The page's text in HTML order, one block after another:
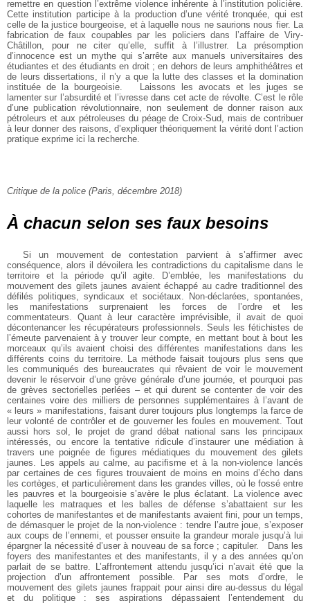
remettre en question l’extrême violence inhérente à l’institution policière.
Cette institution participe à la production d’une vérité tronquée, qui est
celle de la justice bourgeoise, et à laquelle nous ne saurions nous fier. La
fabrication de faux coupables par les policiers dans l’affaire de Viry-
Châtillon, pour ne citer qu’elle, suffit à l’illustrer. La présomption
d’innocence est un mythe qui s’arrête aux manuels universitaires des
étudiantes et des étudiants en droit ; en dehors de leurs amphithéâtres et
de leurs dissertations, il n’y a que la lutte des classes et la domination
instituée de la bourgeoisie.
Laissons les avocats et les juges se
lamenter sur l’absurdité et l’ivresse dans cet acte de révolte. C’est le rôle
d’une publication révolutionnaire, non seulement de donner raison aux
pétroleurs et aux pétroleuses du péage de Croix-Sud, mais de contribuer
à leur donner des raisons, d’expliquer théoriquement la vérité dont l’action
pratique exprime ici la recherche.
Critique de la police (Paris, décembre 2018)
À chacun selon ses faux besoins
Si un mouvement de contestation parvient à s’affirmer avec
conséquence, alors il dévoilera les contradictions du capitalisme dans le
territoire et la période qu’il agite. D’emblée, les manifestations du
mouvement des gilets jaunes avaient échappé au cadre traditionnel des
défilés politiques, syndicaux et sociétaux. Non-déclarées, spontanées,
les manifestations surprenaient les forces de l’ordre et les
commentateurs. Quant à leur caractère imprévisible, il avait de quoi
décontenancer les récupérateurs professionnels. Seuls les fétichistes de
l’émeute parvenaient à y trouver leur compte, en mettant bout à bout les
morceaux qu’ils avaient choisi des différentes manifestations dans les
différents coins du territoire. La méthode faisait toujours plus sens que
les communiqués des bureaucrates qui rêvaient de voir le mouvement
devenir le réservoir d’une grève générale d’une journée, et pourquoi pas
de grèves sectorielles perlées – et qui durent se contenter de voir des
centaines voire des milliers de personnes supplémentaires à l’avant de
« leurs » manifestations, faisant durer toujours plus longtemps la farce de
leur volonté de contrôler et de gouverner les foules en mouvement. Tout
aussi hors sol, le projet de grand débat national sans les principaux
intéressés, ou encore la tentative ridicule d’instaurer une médiation à
travers une poignée de figures médiatiques du mouvement des gilets
jaunes. Les appels au calme, au pacifisme et à la non-violence lancés
par certaines de ces figures trouvaient de moins en moins d’écho dans
les cortèges, et particulièrement dans les grandes villes, où le fossé entre
les pauvres et la bourgeoisie s’avère le plus éclatant. La violence avec
laquelle les matraques et les balles de défense s’abattaient sur les
cohortes de manifestantes et de manifestants avaient fini, pour un temps,
de démasquer le projet de la non-violence : tendre l’autre joue, s’exposer
aux coups de l’ennemi, et pousser ensuite la grandeur morale jusqu’à lui
épargner la nécessité d’user à nouveau de sa force ; capituler.
Dans les
foyers des manifestantes et des manifestants, il y a des années qu’on
parlait de se battre. L’affrontement attendu jusqu’ici n’avait été que la
projection d’un affrontement possible. Par ses mots d’ordre, le
mouvement des gilets jaunes frappait pour ainsi dire au-dessus du légal
et du politique : ses aspirations dépassaient l’entendement du